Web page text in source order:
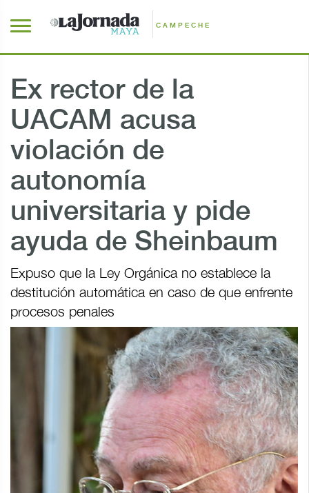
CAMPECHE
Ex rector de la
UACAM acusa
violación de
autonomía
universitaria y pide
ayuda de Sheinbaum
Expuso que la Ley Orgánica no establece la
destitución automática en caso de que enfrente
procesos penales